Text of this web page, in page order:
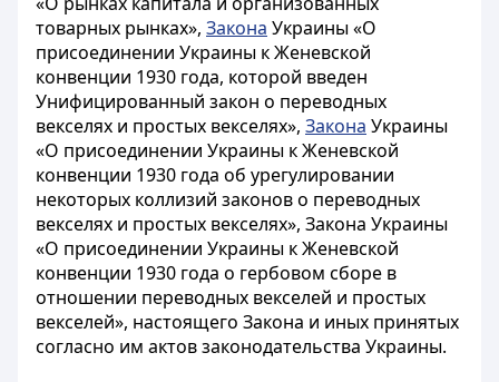
товарных рынках», Закона Украины «О
присоединении Украины к Женевской
конвенции 1930 года, которой введен
Унифицированный закон о переводных
векселях и простых векселях», Закона Украины
«О присоединении Украины к Женевской
конвенции 1930 года об урегулировании
некоторых коллизий законов о переводных
векселях и простых векселях», Закона Украины
«О присоединении Украины к Женевской
конвенции 1930 года о гербовом сборе в
отношении переводных векселей и простых
векселей», настоящего Закона и иных принятых
согласно им актов законодательства Украины.